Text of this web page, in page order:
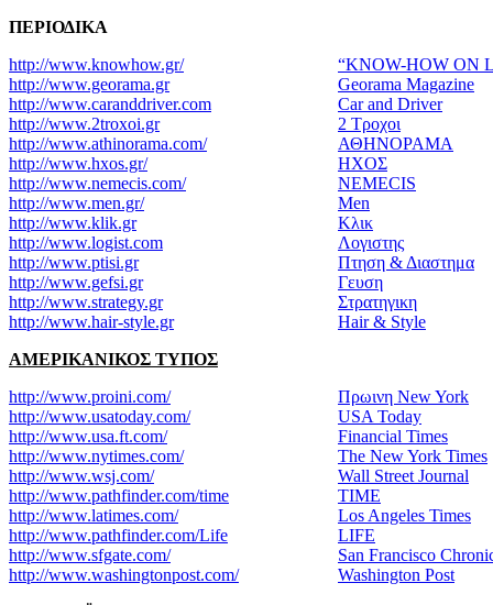
ΠΕΡΙΟΔΙΚΑ
http://www.knowhow.gr/
“KNOW-HOW ON
http://www.georama.gr
Georama Magazine
http://www.caranddriver.com
Car and Driver
http://www.2troxoi.gr
2 Τροχοι
http://www.athinorama.com/
ΑΘΗΝΟΡΑΜΑ
http://www.hxos.gr/
ΗΧΟΣ
http://www.nemecis.com/
NEMECIS
http://www.men.gr/
Men
http://www.klik.gr
Κλικ
http://www.logist.com
Λογιστης
http://www.ptisi.gr
Πτηση & Διαστημα
http://www.gefsi.gr
Γευση
http://www.strategy.gr
Στρατηγικη
http://www.hair-style.gr
Hair & Style
ΑΜΕΡΙΚΑΝΙΚΟΣ ΤΥΠΟΣ
http://www.proini.com/
Πρωινη New York
http://www.usatoday.com/
USA Today
http://www.usa.ft.com/
Financial Times
http://www.nytimes.com/
The New York Times
http://www.wsj.com/
Wall Street Journal
http://www.pathfinder.com/time
TIME
http://www.latimes.com/
Los Angeles Times
http://www.pathfinder.com/Life
LIFE
http://www.sfgate.com/
San Francisco
http://www.washingtonpost.com/
Washington Post